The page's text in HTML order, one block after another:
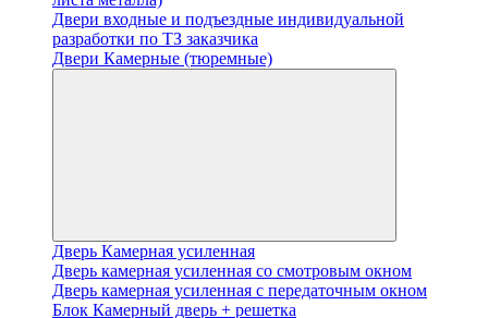
Двери входные и подъездные индивидуальной
разработки по ТЗ заказчика
Двери Камерные (тюремные)
Дверь Камерная усиленная
Дверь камерная усиленная со смотровым окном
Дверь камерная усиленная с передаточным окном
Блок Камерный дверь + решетка